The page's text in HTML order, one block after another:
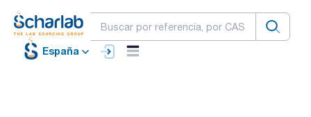
España